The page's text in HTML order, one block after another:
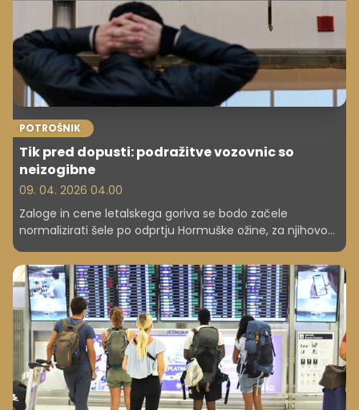
POTROŠNIK
Tik pred dopusti: podražitve vozovnic so
neizogibne
09. 04. 2026 04.00
Zaloge in cene letalskega goriva se bodo začele
normalizirati šele po odprtju Hormuške ožine, za njihovo
generalni direktor Mednarodnega združenja letalskih
prevoznikov (IATA) Willie Walsh.